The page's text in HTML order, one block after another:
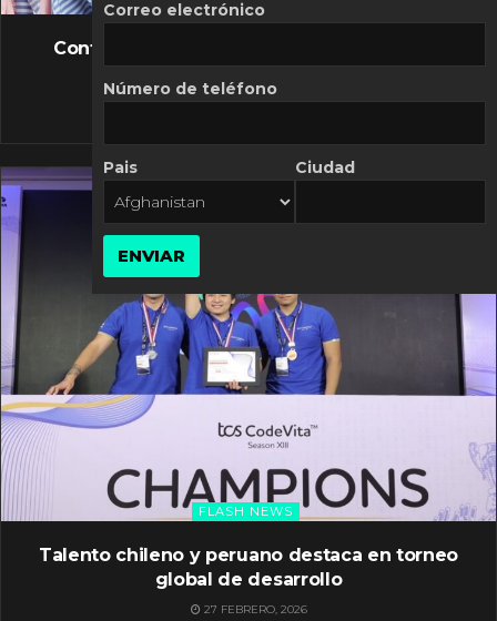
FLASH NEWS
Controversia de Mercado Libre por costos
10 MARZO, 2026
FLASH NEWS
Talento chileno y peruano destaca en torneo
global de desarrollo
27 FEBRERO, 2026
Correo electrónico
Número de teléfono
Pais Ciudad
ENVIAR